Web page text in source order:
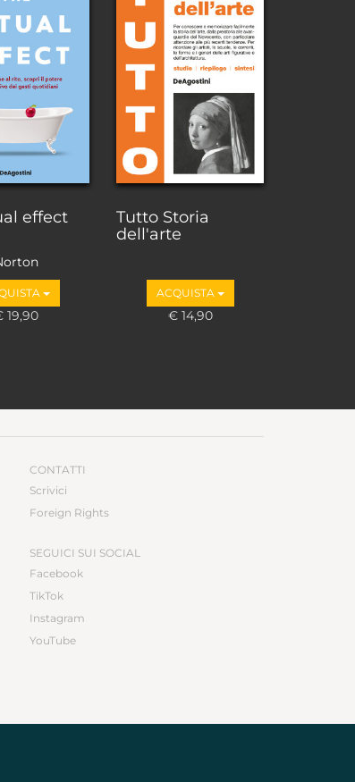
effect
19,90
Tutto Storia
dell'arte
ACQUISTA
€ 14,90
CONTATTI
Scrivici
Foreign Rights
SEGUICI SUI SOCIAL
Facebook
TikTok
Instagram
YouTube